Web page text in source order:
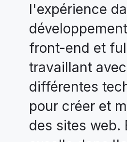
l'expérience
front-end et
travaillant avec
différentes
pour créer et
des sites web.